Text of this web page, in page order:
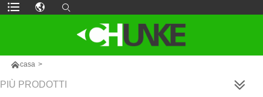
casa >
PIÙ PRODOTTI